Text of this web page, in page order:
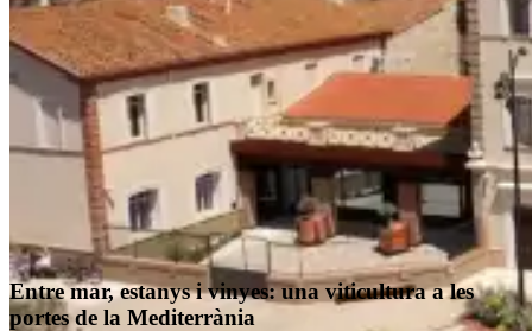
Entre mar, estanys i vinyes: una viticultura a les
portes de la Mediterrània